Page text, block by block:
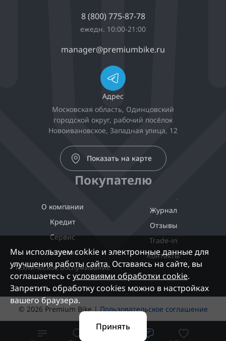
8 (800) 775-87-78
ежедн. 10:00-21:00
manager@premiumbike.ru
Адрес
Московская область, Одинцовский
городской округ, рабочий посёлок
Новоивановское, Западная улица, 12
Показать на карте
Покупателю
О компании
Кредит
Сервис
Доставка
Техническое обслуживание
Журнал
Отзывы
Trade-in
Контакты
© 2026 Premium Bike |Пользовательское соглашение
Мы используем cokkie и электронные данные для
улучшения работы сайта. Оставаясь на сайте, вы
соглашаетесь с условиями обработки cookie.
Запретить обработку cookies можно в настройках
вашего браузера.
Принять